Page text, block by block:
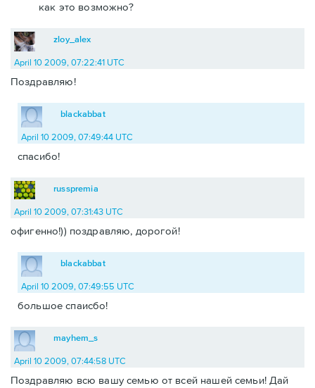
как это возможно?
zloy_alex
April 10 2009, 07:22:41 UTC
Поздравляю!
blackabbat
April 10 2009, 07:49:44 UTC
спасибо!
russpremia
April 10 2009, 07:31:43 UTC
офигенно!)) поздравляю, дорогой!
blackabbat
April 10 2009, 07:49:55 UTC
большое спаисбо!
mayhem_s
April 10 2009, 07:44:58 UTC
Поздравляю всю вашу семью от всей нашей семьи! Дай